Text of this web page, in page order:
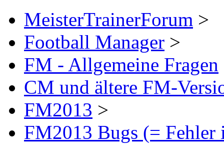
MeisterTrainerForum >
Football Manager >
FM - Allgemeine Fragen
CM und ältere FM-
FM2013 >
FM2013 Bugs (= Fehler